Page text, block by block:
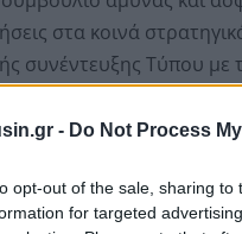
- Do Not Process
opt-out of the sale, sharing
for targeted
στα κοινά
συνέντευξης Τύπου με
Μερτς έφθασε
πρόεδρο της Γαλλίας
Το Παρίσι είναι κατά